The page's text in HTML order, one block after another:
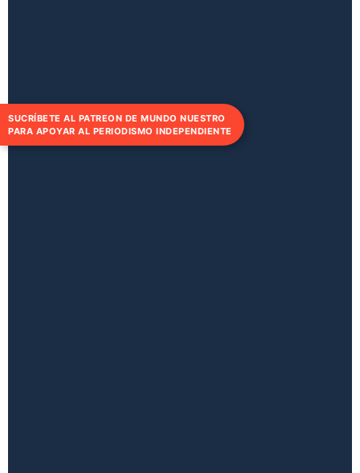
SUCRÍBETE AL PATREON DE MUNDO NUESTRO
PARA APOYAR AL PERIODISMO INDEPENDIENTE